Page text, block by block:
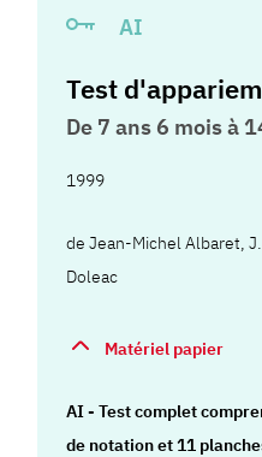
AI
Test
De 7 ans 6 mois à
1999
deJean-Michel Albaret,
Doleac
Matériel papier
AI - Test complet
de notation et 11